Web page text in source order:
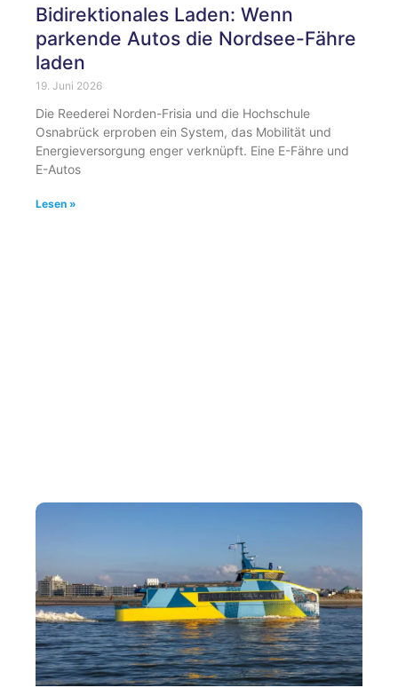
Bidirektionales Laden: Wenn
parkende Autos die Nordsee-Fähre
laden
19. Juni 2026
Die Reederei Norden-Frisia und die Hochschule
Osnabrück erproben ein System, das Mobilität und
Energieversorgung enger verknüpft. Eine E-Fähre und
E-Autos
Lesen »